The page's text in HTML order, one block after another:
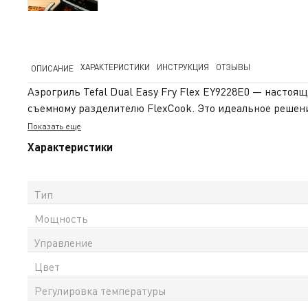
ОПИСАНИЕ ХАРАКТЕРИСТИКИ ИНСТРУКЦИЯ ОТЗЫВЫ
Аэрогриль Tefal Dual Easy Fry Flex EY9228E0 —
съемному разделителю FlexCook. Это идеальное
Высокая мощность 2700 Вт обеспечивает быстрый
автоматических программ помогут идеально
температуру от 35°C до 200°C, используя устройство
простым и понятным. На устройство предоставляется
Показать еще
Характеристики
Тип
Мощность
Управление
Цвет
Регулировка температуры